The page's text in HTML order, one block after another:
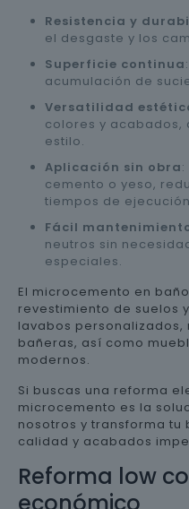
Resistencia y
el desgaste y los
Superficie continua
acumulación de
Versatilidad
colores y acabados,
estilo.
Aplicación sin obra
cemento o yeso,
tiempos de
Fácil
neutros sin
especiales.
El microcemento en
revestimiento de suelos
lavabos personalizados,
bañeras, así como
modernos.
Si buscas una reforma
microcemento es la
nosotros y transforma
calidad y acabados
Reforma low